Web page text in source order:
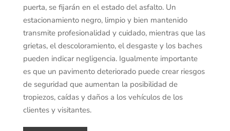
puerta, se fijarán en el estado del asfalto. Un
estacionamiento negro, limpio y bien mantenido
transmite profesionalidad y cuidado, mientras que las
grietas, el descoloramiento, el desgaste y los baches
pueden indicar negligencia. Igualmente importante
es que un pavimento deteriorado puede crear riesgos
de seguridad que aumentan la posibilidad de
tropiezos, caídas y daños a los vehículos de los
clientes y visitantes.